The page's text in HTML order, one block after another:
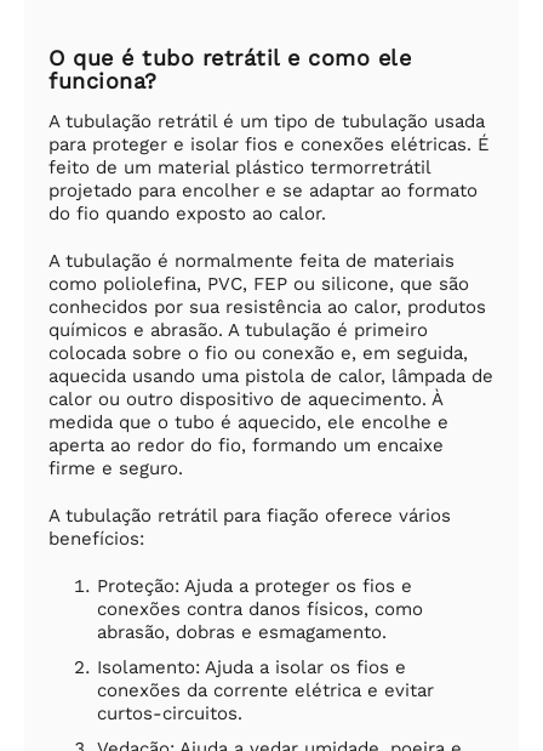
O que é tubo retrátil e como ele
funciona?
A tubulação retrátil é um tipo de tubulação usada
para proteger e isolar fios e conexões elétricas. É
feito de um material plástico termorretrátil
projetado para encolher e se adaptar ao formato
do fio quando exposto ao calor.
A tubulação é normalmente feita de materiais
como poliolefina, PVC, FEP ou silicone, que são
conhecidos por sua resistência ao calor, produtos
químicos e abrasão. A tubulação é primeiro
colocada sobre o fio ou conexão e, em seguida,
aquecida usando uma pistola de calor, lâmpada de
calor ou outro dispositivo de aquecimento. À
medida que o tubo é aquecido, ele encolhe e
aperta ao redor do fio, formando um encaixe
firme e seguro.
A tubulação retrátil para fiação oferece vários
benefícios:
Proteção: Ajuda a proteger os fios e
conexões contra danos físicos, como
abrasão, dobras e esmagamento.
Isolamento: Ajuda a isolar os fios e
conexões da corrente elétrica e evitar
curtos-circuitos.